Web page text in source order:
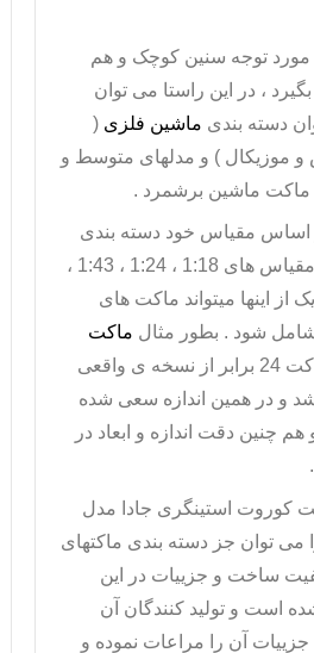
مورد توجه سنین کوچک و هم
، در این راستا می توان
دسته بندی ماشین فلزی (
) و مدلهای متوسط و
ماکت ماشین برشمرد .
مقیاس خود دسته بندی
میشوند ، بطور مثال مقیاس های 1:18 ، 1:24 ، 1:43 ،
که هر یک از اینها میتواند ماکت های
شامل شود . بطور مثال ماکت
یعنی ماکت 24 برابر از نسخه ی واقعی
و در همین اندازه سعی شده
چنین دقت اندازه و ابعاد در
کوروت استینگری جادا مدل
مقیاس 1:24 را می توان جز دسته بندی ماکتهای
ساخت و جزییات در این
است و تولید کنندگان آن
آن را مراعات نموده و